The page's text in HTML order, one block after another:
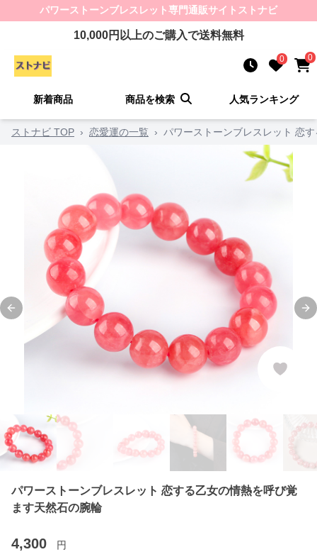
パワーストーンブレスレット専門通販サイト ストナビ
10,000円以上のご購入で送料無料
0 0
新着商品 商品を検索 人気ランキング
ストナビ TOP › 恋愛運の一覧 › パワーストーンブレスレット 恋
Previous slide
パワーストーンブレスレット 恋する乙女の情熱を呼び覚
ます天然石の腕輪
4,300 円